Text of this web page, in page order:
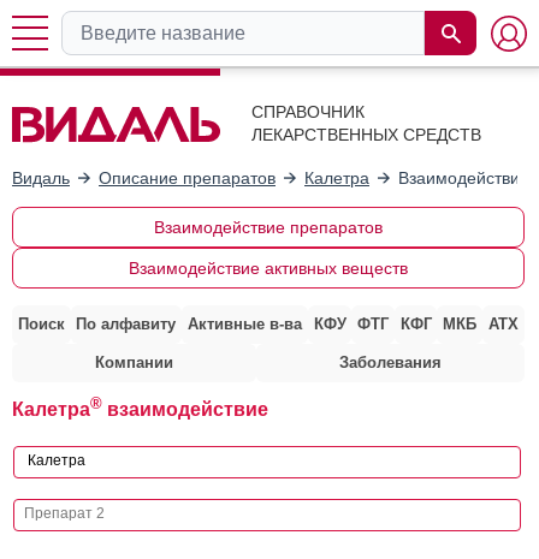
СПРАВОЧНИК
ЛЕКАРСТВЕННЫХ СРЕДСТВ
Видаль Описание препаратов Калетра Взаимодействие
Взаимодействие препаратов
Взаимодействие активных веществ
Поиск По алфавиту Активные в-ва КФУ ФТГ КФГ МКБ АТХ
Компании Заболевания
Калетра® взаимодействие